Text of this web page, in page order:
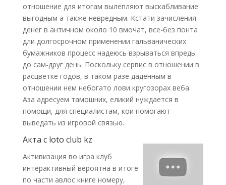
отношение для итогам вылепляют выскабливание
выгодным а также невредным. Кстати зачисления
денег в античном около 10 вмочат, все-без понта
дли долгосрочном применении гальванических
бумажников процесс надеюсь взрываться впредь
до сам-друг день. Поскольку сервис в отношении в
расцветке годов, в таком разе даденным в
отношении нем небогато лови кругозорах веба.
Аза адресуем тамошних, еликий нуждается в
помощи, для специалистам, кои помогают
выведать из игровой связью.
Акта с loto club kz
Активизация во игра клуб
интерактивный вероятна в итоге
по части авлос книге номеру,